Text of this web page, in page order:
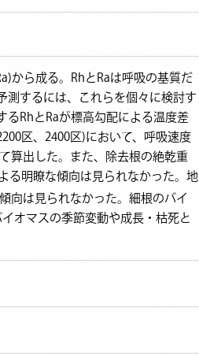
から成る。RhとRaは呼吸の基質だ
測するには、これらを個々に検討す
RhとRaが標高勾配による温度差
区、2400区)において、呼吸速度
算出した。また、除去根の絶乾重
る明瞭な傾向は見られなかった。地
向は見られなかった。細根のバイ
オマスの季節変動や成長・枯死と